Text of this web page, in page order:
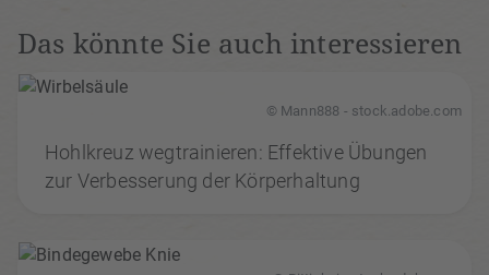
Das könnte Sie auch interessieren
© Mann888 - stock.adobe.com
Hohlkreuz wegtrainieren: Effektive Übungen
zur Verbesserung der Körperhaltung